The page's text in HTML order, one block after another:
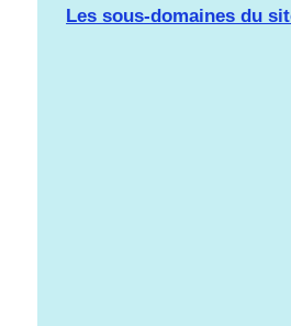
Les sous-domaines du